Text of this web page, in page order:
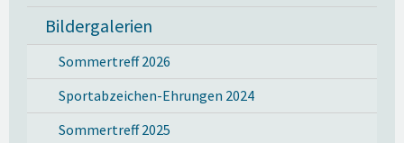
Bildergalerien
Sommertreff 2026
Sportabzeichen-Ehrungen 2024
Sommertreff 2025